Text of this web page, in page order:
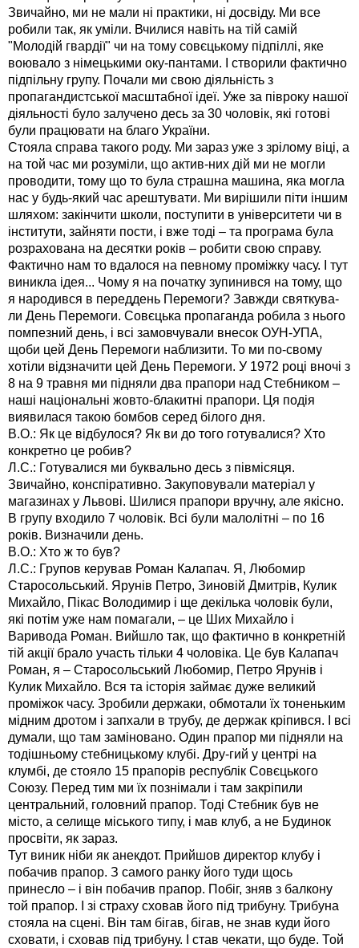
Звичайно, ми не мали ні практики, ні досвіду. Ми все
робили так, як уміли. Вчилися навіть на тій самій
"Молодій гвардії" чи на тому совєцькому підпіллі, яке
воювало з німецькими оку-пантами. І створили фактично
підпільну групу. Почали ми свою діяльність з
пропагандистської масштабної ідеї. Уже за півроку нашої
діяльності було залучено десь за 30 чоловік, які готові
були працювати на благо України.
Стояла справа такого роду. Ми зараз уже з зрілому віці, а
на той час ми розуміли, що актив-них дій ми не могли
проводити, тому що то була страшна машина, яка могла
нас у будь-який час арештувати. Ми вирішили піти іншим
шляхом: закінчити школи, поступити в університети чи в
інститути, зайняти пости, і вже тоді – та програма була
розрахована на десятки років – робити свою справу.
Фактично нам то вдалося на певному проміжку часу. І тут
виникла ідея... Чому я на початку зупинився на тому, що
я народився в переддень Перемоги? Завжди святкува-
ли День Перемоги. Совєцька пропаганда робила з нього
помпезний день, і всі замовчували внесок ОУН-УПА,
щоби цей День Перемоги наблизити. То ми по-свому
хотіли відзначити цей День Перемоги. У 1972 році вночі з
8 на 9 травня ми підняли два прапори над Стебником –
наші національні жовто-блакитні прапори. Ця подія
виявилася такою бомбов серед білого дня.
В.О.: Як це відбулося? Як ви до того готувалися? Хто
конкретно це робив?
Л.С.: Готувалися ми буквально десь з півмісяця.
Звичайно, конспіративно. Закуповували матеріал у
магазинах у Львові. Шилися прапори вручну, але якісно.
В групу входило 7 чоловік. Всі були малолітні – по 16
років. Визначили день.
В.О.: Хто ж то був?
Л.С.: Групов керував Роман Калапач. Я, Любомир
Старосольський. Ярунів Петро, Зиновій Дмитрів, Кулик
Михайло, Пікас Володимир і ще декілька чоловік були,
які потім уже нам помагали, – це Ших Михайло і
Варивода Роман. Вийшло так, що фактично в конкретній
тій акції брало участь тільки 4 чоловіка. Це був Калапач
Роман, я – Старосольський Любомир, Петро Ярунів і
Кулик Михайло. Вся та історія займає дуже великий
проміжок часу. Зробили держаки, обмотали їх тоненьким
мідним дротом і запхали в трубу, де держак кріпився. І всі
думали, що там заміновано. Один прапор ми підняли на
тодішньому стебницькому клубі. Дру-гий у центрі на
клумбі, де стояло 15 прапорів республік Совєцького
Союзу. Перед тим ми їх познімали і там закріпили
центральний, головний прапор. Тоді Стебник був не
місто, а селище міського типу, і мав клуб, а не Будинок
просвіти, як зараз.
Тут виник ніби як анекдот. Прийшов директор клубу і
побачив прапор. З самого ранку його туди щось
принесло – і він побачив прапор. Побіг, зняв з балкону
той прапор. І зі страху сховав його під трибуну. Трибуна
стояла на сцені. Він там бігав, бігав, не знав куди його
сховати, і сховав під трибуну. І став чекати, що буде. Той